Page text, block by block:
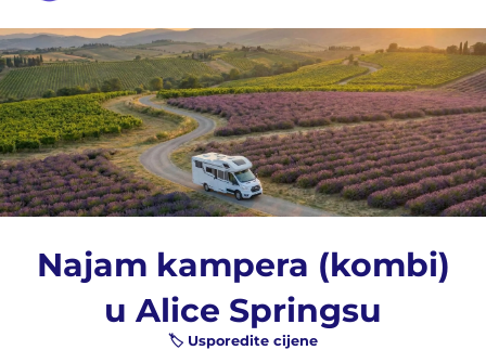
Najam kampera (kombi)
u Alice Springsu
🏷️ Usporedite cijene